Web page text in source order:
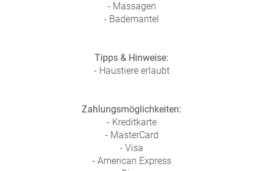
- Massagen
- Bademantel
Tipps & Hinweise:
- Haustiere erlaubt
Zahlungsmöglichkeiten:
- Kreditkarte
- MasterCard
- Visa
- American Express